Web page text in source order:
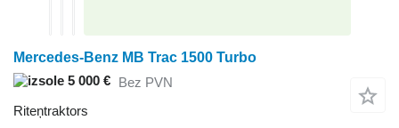
Mercedes-Benz MB Trac 1500 Turbo
5 000 € Bez PVN
Riteņtraktors